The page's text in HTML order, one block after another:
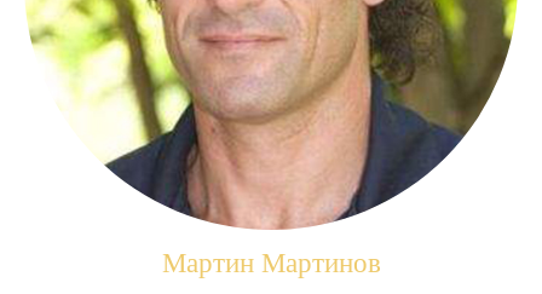
Мартин Мартинов